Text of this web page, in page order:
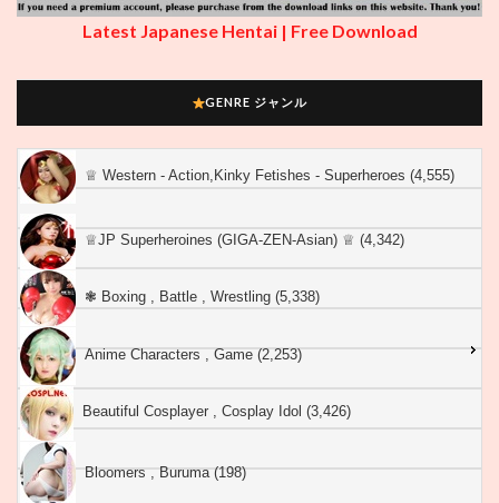
Latest Japanese Hentai | Free Download
GENRE ジャンル
♕︎ Western - Action,Kinky Fetishes - Superheroes (4,555)
♕︎JP Superheroines (GIGA-ZEN-Asian) ♕︎ (4,342)
❃ Boxing , Battle , Wrestling (5,338)
Anime Characters , Game (2,253)
Beautiful Cosplayer , Cosplay Idol (3,426)
Bloomers , Buruma (198)